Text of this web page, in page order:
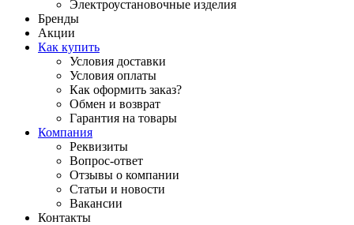
Электроустановочные изделия
Бренды
Акции
Как купить
Условия доставки
Условия оплаты
Как оформить заказ?
Обмен и возврат
Гарантия на товары
Компания
Реквизиты
Вопрос-ответ
Отзывы о компании
Статьи и новости
Вакансии
Контакты